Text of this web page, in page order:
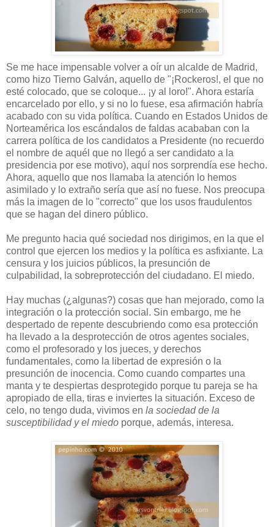
Se me hace impensable volver a oír un alcalde de Madrid,
como hizo Tierno Galván, aquello de "¡Rockeros!, el que no
esté colocado, que se coloque... ¡y al loro!". Ahora estaría
encarcelado por ello, y si no lo fuese, esa afirmación habría
acabado con su vida política. Cuando en Estados Unidos de
Norteamérica los escándalos de faldas acababan con la
carrera política de los candidatos a Presidente (no recuerdo
el nombre de aquél que no llegó a ser candidato a la
presidencia por ese motivo), aquí nos sorprendía ese hecho.
Ahora, aquello que nos llamaba la atención lo hemos
asimilado y lo extraño sería que así no fuese. Nos preocupa
más la imagen de lo "correcto" que los usos fraudulentos
que se hagan del dinero público.
Me pregunto hacia qué sociedad nos dirigimos, en la que el
control que ejercen los medios y la política es asfixiante. La
censura y los juicios públicos, la presunción de
culpabilidad, la sobreprotección del ciudadano. El miedo.
Hay muchas (¿algunas?) cosas que han mejorado, como la
integración o la protección social. Sin embargo, me he
despertado de repente descubriendo como esa protección
ha llevado a la desprotección de otros agentes sociales,
como el profesorado y los jueces, y derechos
fundamentales, como la libertad de expresión o la
presunción de inocencia. Como cuando compartes una
manta y te despiertas desprotegido porque tu pareja se ha
apropiado de ella, tiras e inviertes la situación. Exceso de
celo, no tengo duda, vivimos en la sociedad de la
susceptibilidad y el miedo porque, además, interesa.